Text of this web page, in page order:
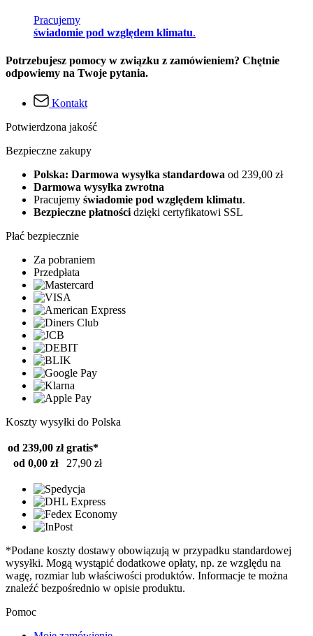
Pracujemy
świadomie pod względem klimatu.
Potrzebujesz pomocy w związku z zamówieniem? Chętnie
odpowiemy na Twoje pytania.
Kontakt
Potwierdzona jakość
Bezpieczne zakupy
Polska: Darmowa wysyłka standardowa od 239,00 zł
Darmowa wysyłka zwrotna
Pracujemy świadomie pod względem klimatu.
Bezpieczne płatności dzięki certyfikatowi SSL
Płać bezpiecznie
Za pobraniem
Przedpłata
Koszty wysyłki do Polska
od 239,00 zł gratis*
od 0,00 zł
27,90 zł
*Podane koszty dostawy obowiązują w przypadku standardowej
wysyłki. Mogą wystąpić dodatkowe opłaty, np. ze względu na
wagę, rozmiar lub właściwości produktów. Informacje te można
znaleźć bezpośrednio w opisie produktu.
Pomoc